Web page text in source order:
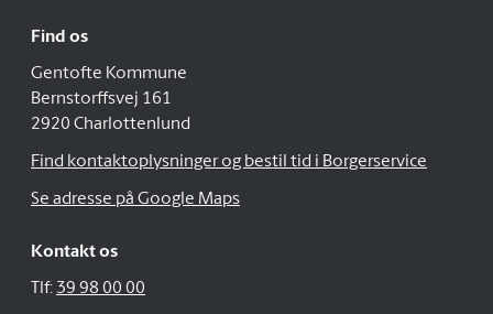
Find os
Gentofte Kommune
Bernstorffsvej 161
2920 Charlottenlund
Find kontaktoplysninger og bestil tid i Borgerservice
Se adresse på Google Maps
Kontakt os
Tlf: 39 98 00 00